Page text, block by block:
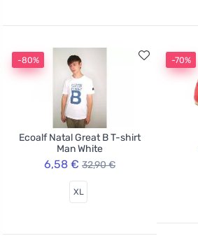
-80%
Ecoalf Natal Great B T-shirt
Man White
6,58 € 32,90 €
XL
-70%